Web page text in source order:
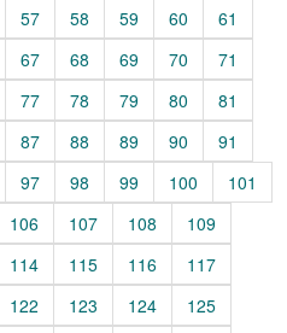
57 58 59 60
61
67 68 69 70
71
77 78 79 80
81
87 88 89 90
91
97 98 99 100
101
106 107 108
109
114 115 116
117
122 123 124
125